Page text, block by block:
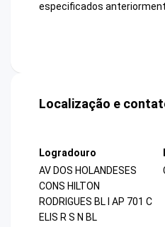
especificados
Localização e
Logradouro
AV DOS HOLANDESES
CONS HILTON
RODRIGUES BL I AP 701 C
ELIS R S N BL